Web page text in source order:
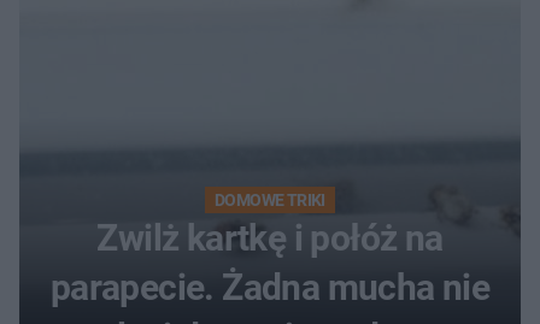
DOMOWE TRIKI
Zwilż kartkę i połóż na
parapecie. Żadna mucha nie